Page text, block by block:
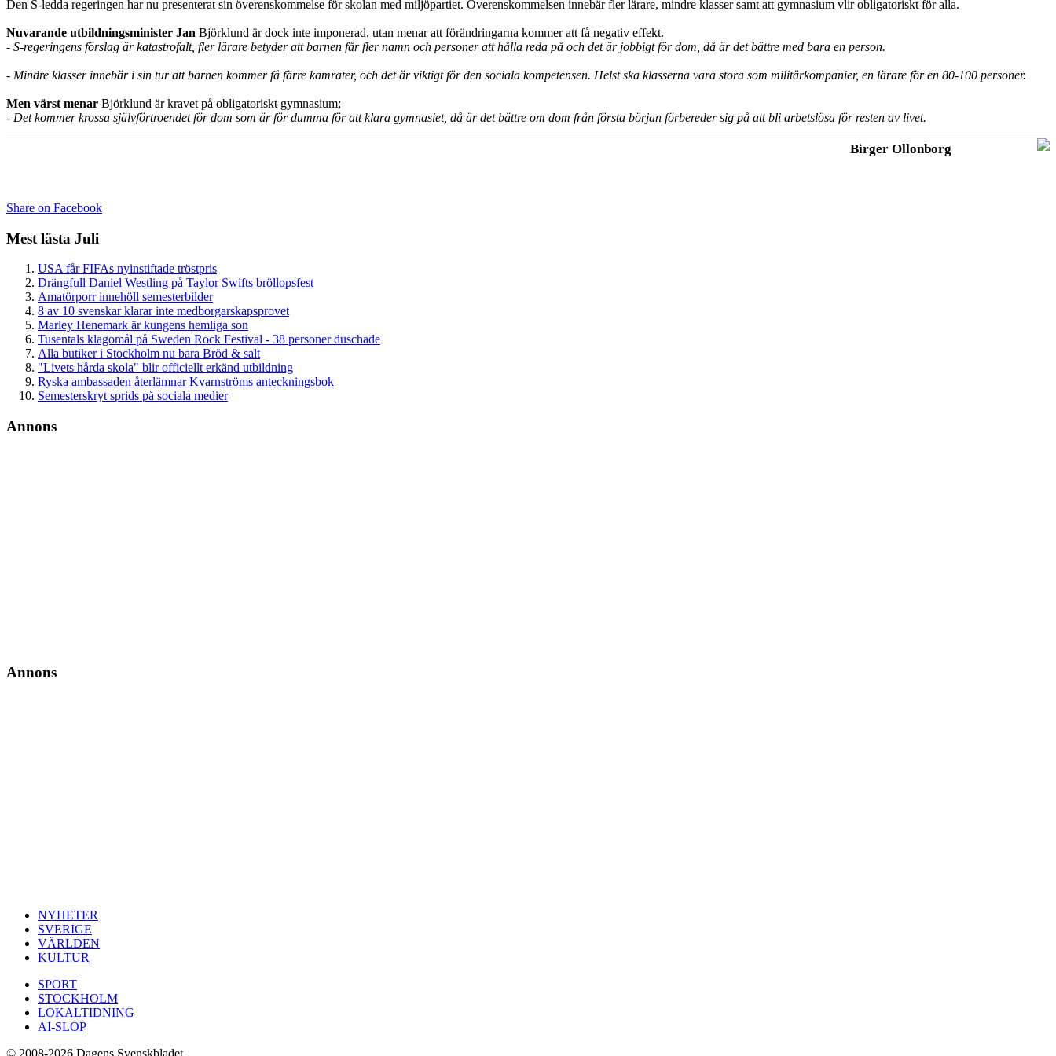
Den S-ledda regeringen har nu presenterat sin överenskommelse för skolan med miljöpartiet. Överenskommelsen innebär fler lärare, mindre klasser samt att gymnasium vlir obligatoriskt för alla.
Nuvarande utbildningsminister Jan Björklund är dock inte imponerad, utan menar att förändringarna kommer att få negativ effekt.
- S-regeringens förslag är katastrofalt, fler lärare betyder att barnen får fler namn och personer att hålla reda på och det är jobbigt för dom, då är det bättre med bara en person.
- Mindre klasser innebär i sin tur att barnen kommer få färre kamrater, och det är viktigt för den sociala kompetensen. Helst ska klasserna vara stora som militärkompanier, en lärare för en 80-100 personer.
Men värst menar Björklund är kravet på obligatoriskt gymnasium;
- Det kommer krossa självförtroendet för dom som är för dumma för att klara gymnasiet, då är det bättre om dom från första början förbereder sig på att bli arbetslösa för resten av livet.
Birger Ollonborg
Share on Facebook
Mest lästa Juli
USA får FIFAs nyinstiftade tröstpris
Drängfull Daniel Westling på Taylor Swifts bröllopsfest
Amatörporr innehöll semesterbilder
8 av 10 svenskar klarar inte medborgarskapsprovet
Marley Henemark är kungens hemliga son
Tusentals klagomål på Sweden Rock Festival - 38 personer duschade
Alla butiker i Stockholm nu bara Bröd & salt
"Livets hårda skola" blir officiellt erkänd utbildning
Ryska ambassaden återlämnar Kvarnströms anteckningsbok
Semesterskryt sprids på sociala medier
Annons
Annons
NYHETER
SVERIGE
VÄRLDEN
KULTUR
SPORT
STOCKHOLM
LOKALTIDNING
AI-SLOP